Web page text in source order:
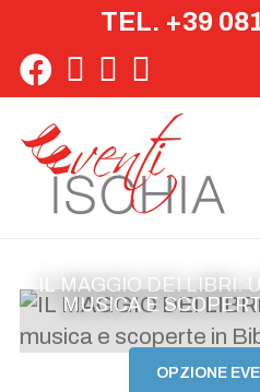
TEL. +39
IL MAGGIO DEI LIBRI:
MUSICA E
OPZIONE